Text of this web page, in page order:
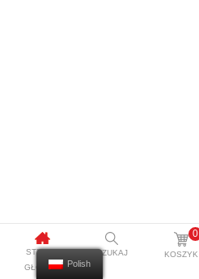
STRONA
GŁÓWNA
SZUKAJ
0
KOSZYK
Polish